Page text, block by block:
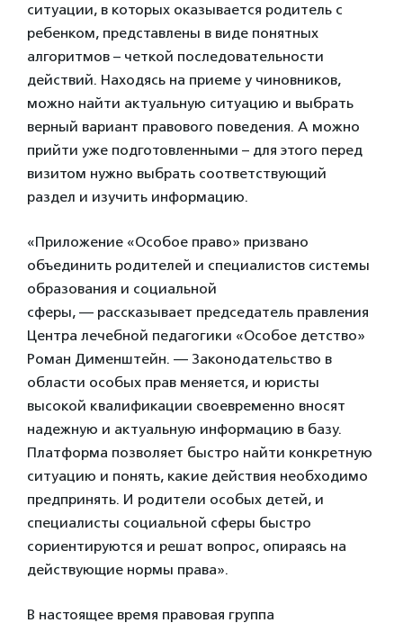
ситуации, в которых оказывается родитель с
ребенком, представлены в виде понятных
алгоритмов – четкой последовательности
действий. Находясь на приеме у чиновников,
можно найти актуальную ситуацию и выбрать
верный вариант правового поведения. А можно
прийти уже подготовленными – для этого перед
визитом нужно выбрать соответствующий
раздел и изучить информацию.
«Приложение «Особое право» призвано
объединить родителей и специалистов системы
образования и социальной
сферы, — рассказывает председатель правления
Центра лечебной педагогики «Особое детство»
Роман Дименштейн. — Законодательство в
области особых прав меняется, и юристы
высокой квалификации своевременно вносят
надежную и актуальную информацию в базу.
Платформа позволяет быстро найти конкретную
ситуацию и понять, какие действия необходимо
предпринять. И родители особых детей, и
специалисты социальной сферы быстро
сориентируются и решат вопрос, опираясь на
действующие нормы права».
В настоящее время правовая группа